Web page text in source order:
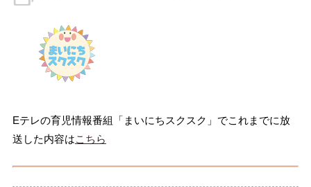
Eテレの育児情報番組「まいにちスクスク」でこれまでに放
送した内容はこちら